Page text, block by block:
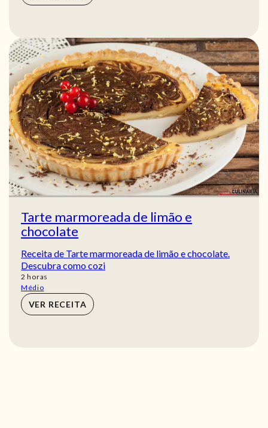
Tarte marmoreada de limão e
chocolate
Receita de Tarte marmoreada de limão e chocolate.
Descubra como cozi
2 horas
horas
Médio
VER RECEITA